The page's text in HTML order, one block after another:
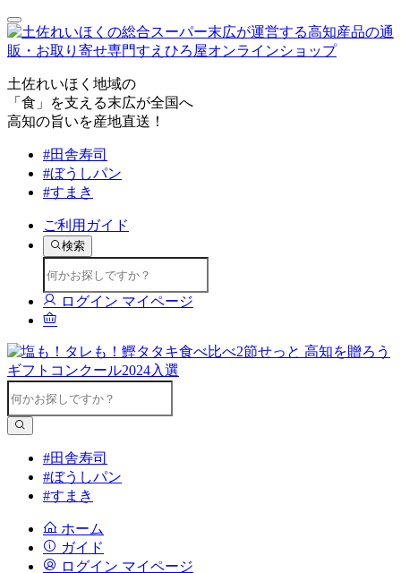
土佐れいほく地域の
「食」を支える末広が全国へ
高知の旨いを産地直送！
#田舎寿司
#ぼうしパン
#すまき
ご利用ガイド
検索
ログイン マイページ
#田舎寿司
#ぼうしパン
#すまき
ホーム
ガイド
ログイン マイページ